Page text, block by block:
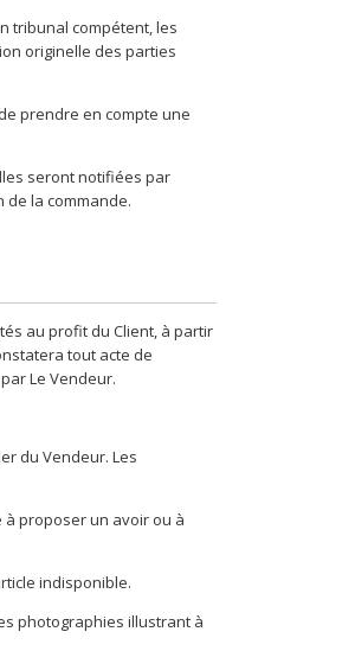
tribunal compétent, les
originelle des parties
prendre en compte une
seront notifiées par
de la commande.
au profit du Client, à partir
tout acte de
Le Vendeur.
du Vendeur. Les
à proposer un avoir ou à
indisponible.
photographies illustrant à